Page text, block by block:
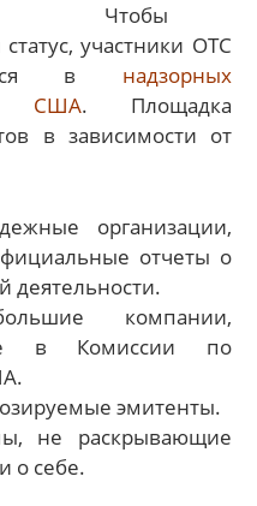
Чтобы
участники OTC
в надзорных
США. Площадка
в зависимости от
организации,
отчеты о
деятельности.
компании,
в Комиссии по
эмитенты.
не раскрывающие
о себе.